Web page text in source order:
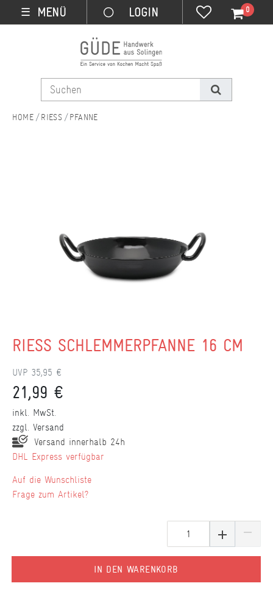
☰ MENÜ 0
RIESS PFANNE
RIESS SCHLEMMERPFANNE 16 CM
UVP 35,95 €
21,99 €
inkl. MwSt.
zzgl. Versand
Versand innerhalb 24h
DHL Express verfügbar
IN DEN WARENKORB
Wunschliste
Frage zum Artikel?